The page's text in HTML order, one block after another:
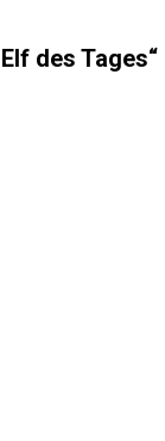
des Tages“